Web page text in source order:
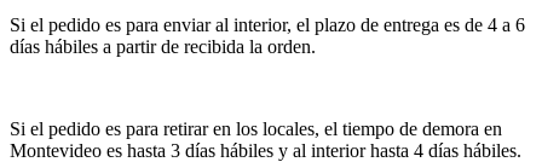
Si el pedido es para enviar al interior, el plazo de entrega es de 4 a 6
días hábiles a partir de recibida la orden.
Si el pedido es para retirar en los locales, el tiempo de demora en
Montevideo es hasta 3 días hábiles y al interior hasta 4 días hábiles.